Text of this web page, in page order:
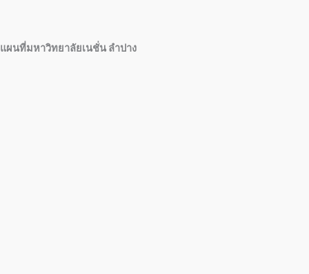
แผนที่มหาวิทยาลัยเนชั่น ลำปาง